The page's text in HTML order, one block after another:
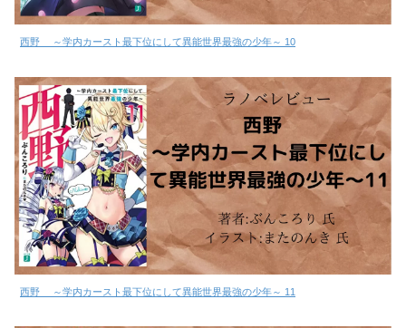
西野 ～学内カースト最下位にして異能世界最強の少年～ 10
西野 ～学内カースト最下位にして異能世界最強の少年～ 11